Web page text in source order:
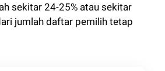
sekitar 24-25% atau sekitar
jumlah daftar pemilih tetap